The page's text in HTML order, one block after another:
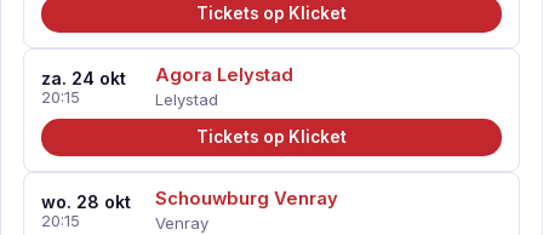
Tickets op Klicket
za. 24 okt
20:15
Agora Lelystad
Lelystad
Tickets op Klicket
wo. 28 okt
20:15
Schouwburg Venray
Venray